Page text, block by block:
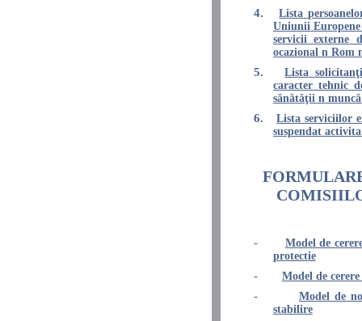
4. Lista
Uniunii Europene
servicii externe
ocazional n Rom
5. Lista
caracter tehnic
sănătăţii n muncă
6. Lista serviciilor
suspendat
-
Model de
protectie
- Model de
-
Model de
stabilire